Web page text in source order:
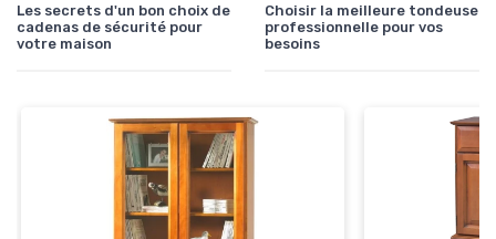
Les secrets d'un bon choix de
cadenas de sécurité pour
votre maison
Choisir la meilleure tondeuse
professionnelle pour vos
besoins